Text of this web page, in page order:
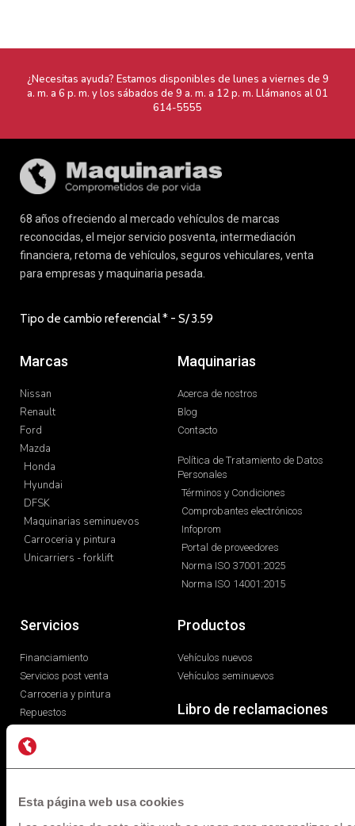
Esta página web usa cookies
¿Necesitas ayuda? Estamos disponibles de lunes a viernes de 9
a. m. a 6 p. m. y los sábados de 9 a. m. a 12 p. m. Llámanos al01
614-5555
68 años ofreciendo al mercado vehículos de marcas
reconocidas, el mejor servicio posventa, intermediación
financiera, retoma de vehículos, seguros vehiculares, venta
para empresas y maquinaria pesada.
Tipo de cambio referencial * - S/3.59
Marcas
Nissan
Renault
Ford
Mazda
Honda
Hyundai
DFSK
Maquinarias seminuevos
Carroceria y pintura
Unicarriers - forklift
Maquinarias
Acerca de nostros
Blog
Contacto
Política de Tratamiento de Datos
Personales
Términos y Condiciones
Comprobantes electrónicos
Infoprom
Portal de proveedores
Norma ISO 37001:2025
Norma ISO 14001:2015
Servicios
Financiamiento
Servicios post venta
Carroceria y pintura
Repuestos
Productos
Vehículos nuevos
Vehículos seminuevos
Libro de reclamaciones